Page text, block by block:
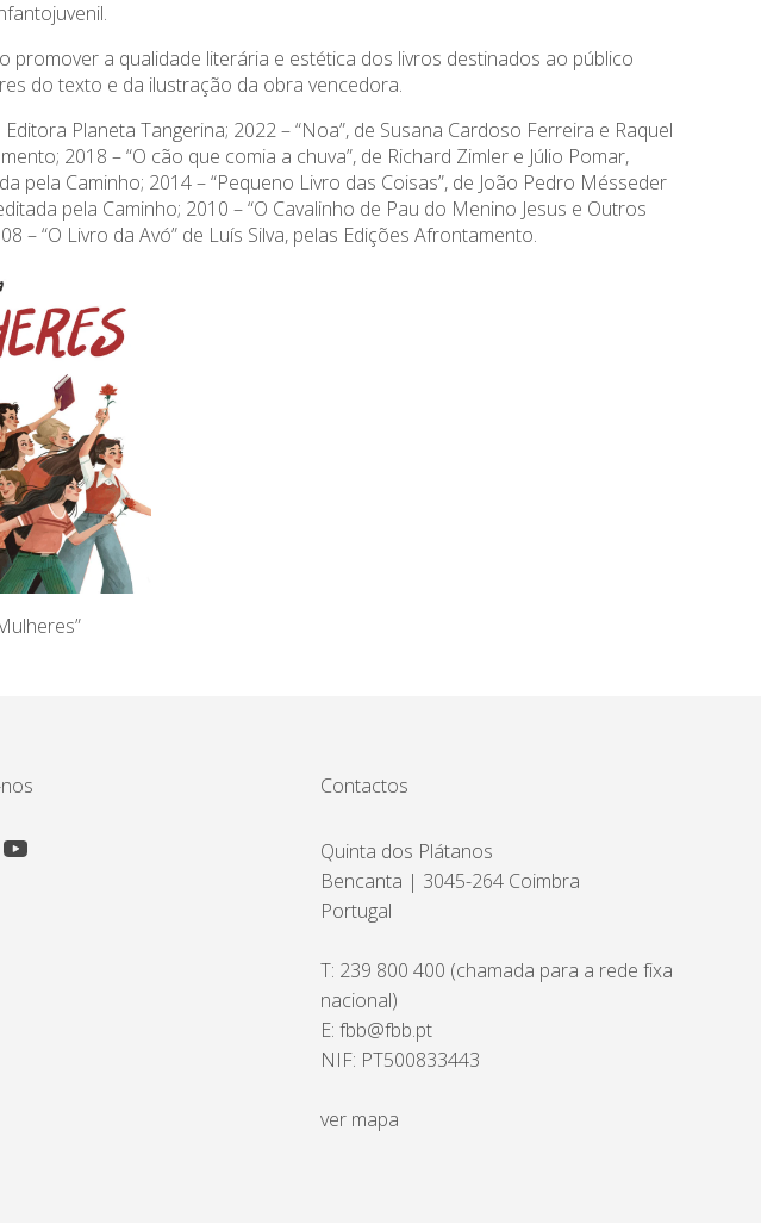
a qualidade literária e estética dos livros destinados ao público
do texto e da ilustração da obra vencedora.
Planeta Tangerina; 2022 – “Noa”, de Susana Cardoso Ferreira e Raquel
2018 – “O cão que comia a chuva”, de Richard Zimler e Júlio Pomar,
pela Caminho; 2014 – “Pequeno Livro das Coisas”, de João Pedro Mésseder
pela Caminho; 2010 – “O Cavalinho de Pau do Menino Jesus e Outros
“O Livro da Avó” de Luís Silva, pelas Edições Afrontamento.
Contactos
Quinta dos Plátanos
Bencanta | 3045-264 Coimbra
Portugal
T: 239 800 400 (chamada para a rede fixa
nacional)
E:fbb@fbb.pt
NIF: PT500833443
ver mapa